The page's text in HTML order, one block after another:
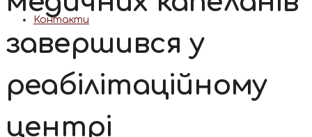
Контакти
завершився у
реабілітаційному
центрі